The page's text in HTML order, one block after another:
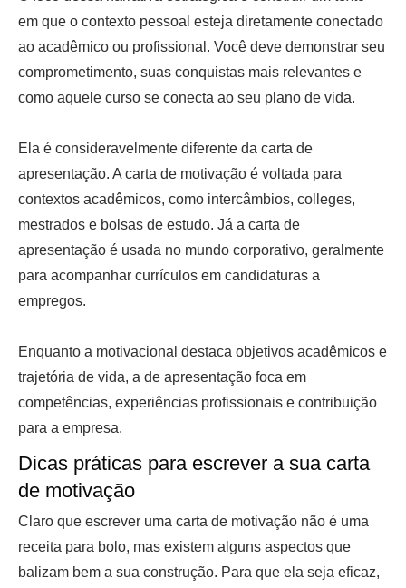
em que o contexto pessoal esteja diretamente conectado
ao acadêmico ou profissional. Você deve demonstrar seu
comprometimento, suas conquistas mais relevantes e
como aquele curso se conecta ao seu plano de vida.
Ela é consideravelmente diferente da carta de
apresentação. A carta de motivação é voltada para
contextos acadêmicos, como intercâmbios, colleges,
mestrados e bolsas de estudo. Já a carta de
apresentação é usada no mundo corporativo, geralmente
para acompanhar currículos em candidaturas a
empregos.
Enquanto a motivacional destaca objetivos acadêmicos e
trajetória de vida, a de apresentação foca em
competências, experiências profissionais e contribuição
para a empresa.
Dicas práticas para escrever a sua carta
de motivação
Claro que escrever uma carta de motivação não é uma
receita para bolo, mas existem alguns aspectos que
balizam bem a sua construção. Para que ela seja eficaz,